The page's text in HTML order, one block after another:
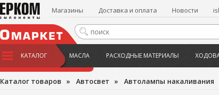
Магазины Доставка и оплата Новости
КАТАЛОГ МАСЛА РАСХОДНЫЕ МАТЕРИАЛЫ
Каталог товаров » Автосвет » Автолампы накаливания